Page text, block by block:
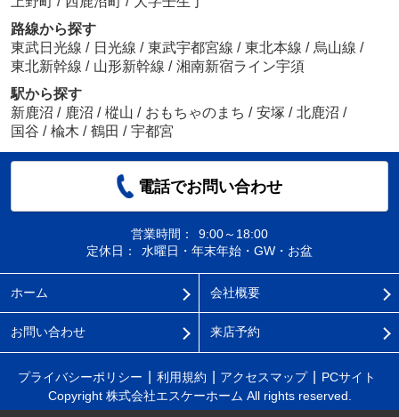
路線から探す
東武日光線 / 日光線 / 東武宇都宮線 / 東北本線 / 烏山線 /
東北新幹線 / 山形新幹線 / 湘南新宿ライン宇須
駅から探す
新鹿沼 / 鹿沼 / 樅山 / おもちゃのまち / 安塚 / 北鹿沼 /
国谷 / 楡木 / 鶴田 / 宇都宮
電話でお問い合わせ
営業時間：
9:00～18:00
定休日：
水曜日・年末年始・GW・お盆
ホーム 会社概要
お問い合わせ 来店予約
プライバシーポリシー 利用規約 アクセスマップ
PCサイト
Copyright 株式会社エスケーホーム All rights reserved.